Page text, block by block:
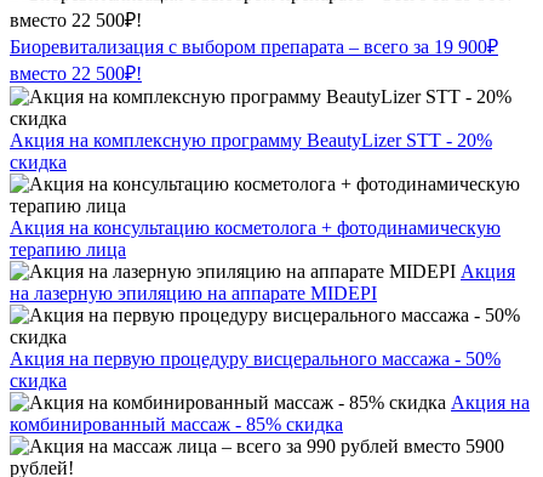
Биоревитализация с выбором препарата – всего за 19 900₽
вместо 22 500₽!
Акция на комплексную программу BeautyLizer STT - 20%
скидка
Акция на консультацию косметолога + фотодинамическую
терапию лица
Акция
на лазерную эпиляцию на аппарате MIDEPI
Акция на первую процедуру висцерального массажа - 50%
скидка
Акция на
комбинированный массаж - 85% скидка